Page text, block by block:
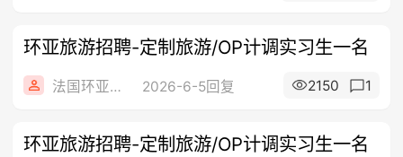
环亚旅游招聘-定制旅游/OP计调实习生一名
法国环亚旅游 2026-6-5回复 2150 1
环亚旅游招聘-定制旅游/OP计调实习生一名